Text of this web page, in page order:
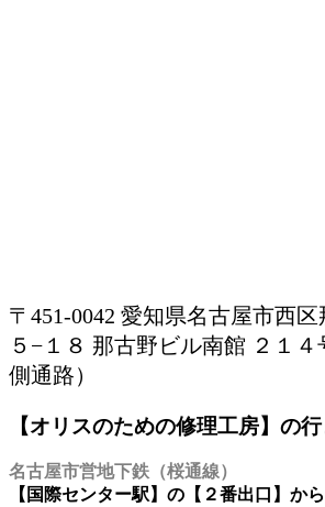
〒451-0042 愛知県名古屋市西
５−１８ 那古野ビル南館 ２１
側通路）
【オリスのための修理工房】の
名古屋市営地下鉄（桜通線）
【国際センター駅】の【２番出口】から